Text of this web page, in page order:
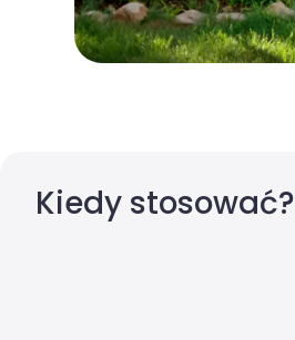
Kiedy stosować?